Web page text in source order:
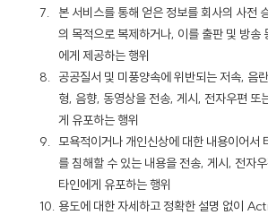
본 서비스를 통해 얻은 정보를 회사의 사전
의 목적으로 복제하거나, 이를 출판 및 방송
에게 제공하는 행위
공공질서 및 미풍양속에 위반되는 저속, 음
형, 음향, 동영상을 전송, 게시, 전자우편 또
게 유포하는 행위
모욕적이거나 개인신상에 대한 내용이어서
를 침해할 수 있는 내용을 전송, 게시, 전자
타인에게 유포하는 행위
용도에 대한 자세하고 정확한 설명 없이